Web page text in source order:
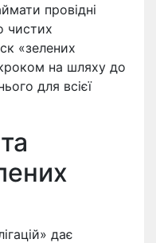
провідні
чистих
«зелених
на шляху до
для всієї
дає